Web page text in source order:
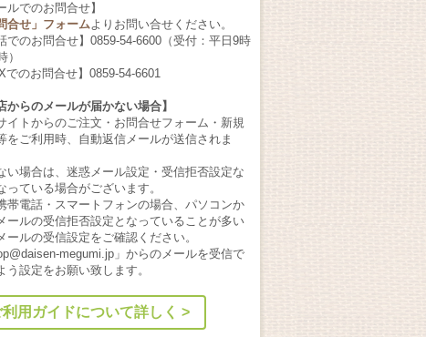
ルでのお問合せ】
合せ」フォームよりお問い合せください。
でのお問合せ】 0859-54-6600 （受付：平日9時
）
でのお問合せ】0859-54-6601
からのメールが届かない場合】
イトからのご注文・お問合せフォーム・新規
をご利用時、自動返信メールが送信されま
い場合は、迷惑メール設定・受信拒否設定な
っている場合がございます。
帯電話・スマートフォンの場合、パソコンか
ールの受信拒否設定となっていることが多い
ールの受信設定をご確認ください。
megumi.jp」からのメールを受信で
う設定をお願い致します。
利用ガイドについて詳しく >